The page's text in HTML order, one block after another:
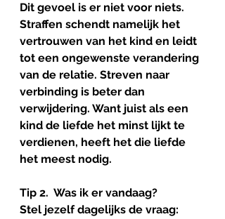
Dit gevoel is er niet voor niets.
Straffen schendt namelijk het
vertrouwen van het kind en leidt
tot een ongewenste verandering
van de relatie. Streven naar
verbinding is beter dan
verwijdering. Want juist als een
kind de liefde het minst lijkt te
verdienen, heeft het die liefde
het meest nodig.
Tip 2.  Was ik er vandaag?
Stel jezelf dagelijks de vraag: